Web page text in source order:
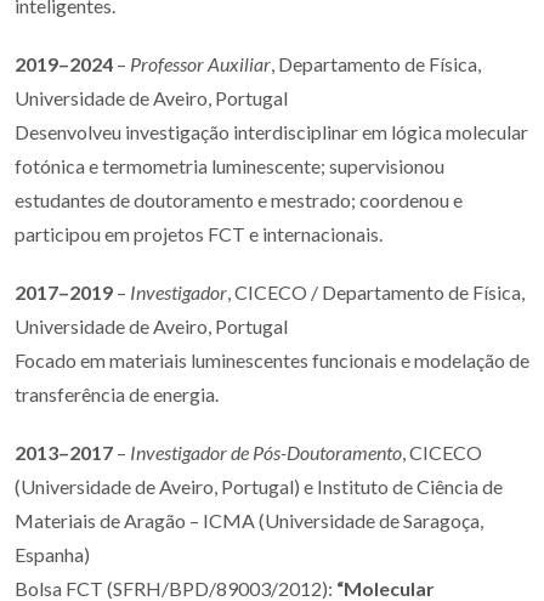
inteligentes.
2019–2024 – Professor Auxiliar , Departamento de Física,
Universidade de Aveiro, Portugal
Desenvolveu investigação interdisciplinar em lógica molecular
fotónica e termometria luminescente; supervisionou
estudantes de doutoramento e mestrado; coordenou e
participou em projetos FCT e internacionais.
2017–2019 – Investigador , CICECO / Departamento de Física,
Universidade de Aveiro, Portugal
Focado em materiais luminescentes funcionais e modelação de
transferência de energia.
2013–2017 – Investigador de Pós-Doutoramento , CICECO
(Universidade de Aveiro, Portugal) e Instituto de Ciência de
Materiais de Aragão – ICMA (Universidade de Saragoça,
Espanha)
Bolsa FCT (SFRH/BPD/89003/2012): “Molecular